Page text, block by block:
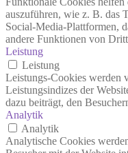
auszuführen, wie z. B. das
Social-Media-Plattformen,
andere Funktionen von
Leistung
Leistung
Leistungs-Cookies werden
Leistungsindizes der
dazu beiträgt, den
Analytik
Analytik
Analytische Cookies